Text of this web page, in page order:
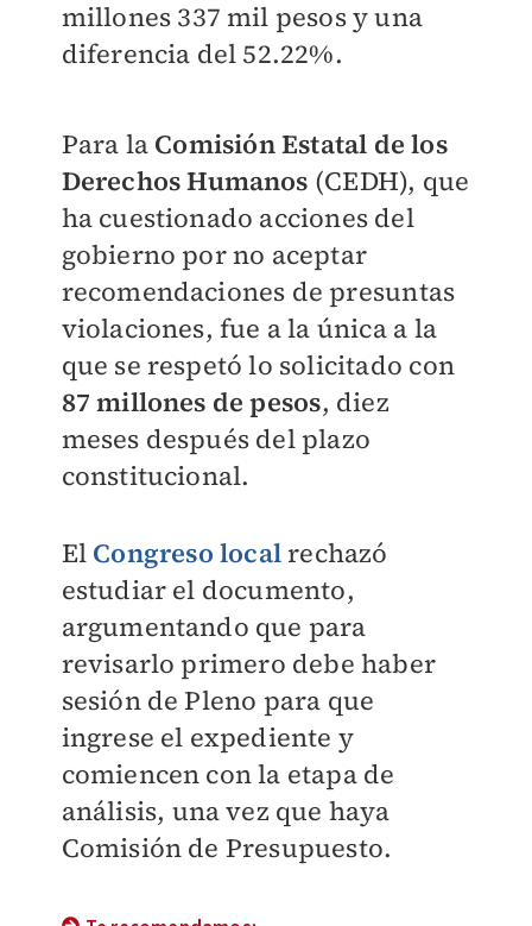
millones 337 mil pesos y una
diferencia del 52.22%.
Para la Comisión Estatal de los
Derechos Humanos (CEDH), que
ha cuestionado acciones del
gobierno por no aceptar
recomendaciones de presuntas
violaciones, fue a la única a la
que se respetó lo solicitado con
87 millones de pesos, diez
meses después del plazo
constitucional.
El Congreso localrechazó
estudiar el documento,
argumentando que para
revisarlo primero debe haber
sesión de Pleno para que
ingrese el expediente y
comiencen con la etapa de
análisis, una vez que haya
Comisión de Presupuesto.